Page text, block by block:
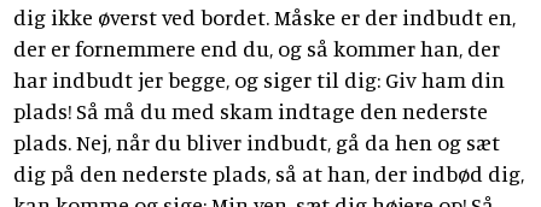
dig ikke øverst ved bordet. Måske er der indbudt en,
der er fornemmere end du, og så kommer han, der
har indbudt jer begge, og siger til dig: Giv ham din
plads! Så må du med skam indtage den nederste
plads. Nej, når du bliver indbudt, gå da hen og sæt
dig på den nederste plads, så at han, der indbød dig,